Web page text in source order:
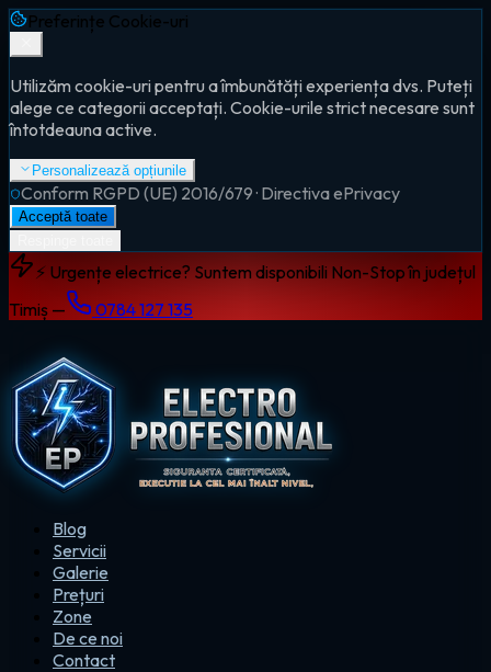
Preferințe Cookie-uri
Utilizăm cookie-uri pentru a îmbunătăți experiența dvs. Puteți
alege ce categorii acceptați. Cookie-urile strict necesare sunt
întotdeauna active.
Personalizează opțiunile
Conform RGPD (UE) 2016/679 · Directiva ePrivacy
Acceptă toate
⚡ Urgențe electrice? Suntem disponibili Non-Stop în județul
Timiș —
0784 127 135
Blog
Servicii
Galerie
Prețuri
Zone
De ce noi
Contact